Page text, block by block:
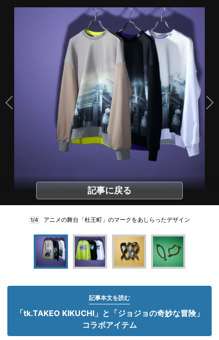
記事に戻る
1/4 アニメの舞台「杜王町」のマークをあしらったデザイン
記事本文を読む
「tk.TAKEO KIKUCHI」と「ジョジョの奇妙な冒険」
コラボアイテム